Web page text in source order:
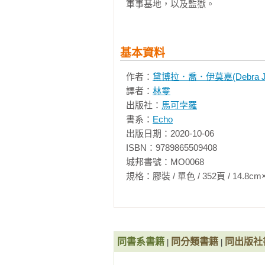
說實話，你真的不知道自己會怎
我立刻就認出了她。誰會認不出
臉。我也許會拿來跟媽媽種在我們
那種野花，卻依舊有一種美，如果
臉留在我記憶邊緣幾乎有十五年之
律，或瞥到一名有著淺紅長髮的女
註1。
軍事基地，以及監獄。
基本資料
作者： 黛博拉．喬．伊莫嘉(Debra
譯者： 林零
出版社： 馬可孛羅
書系： Echo
出版日期：2020-10-06
ISBN：9789865509408
城邦書號：MO0068
規格：膠裝 / 單色 / 352頁 /
同書系書籍 同分類書籍 同出版